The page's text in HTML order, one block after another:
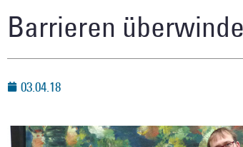
Barrieren
03.04.18